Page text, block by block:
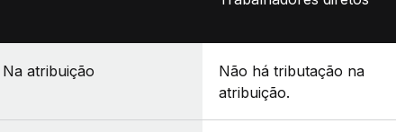
Na atribuição
Não há tributação na
atribuição.